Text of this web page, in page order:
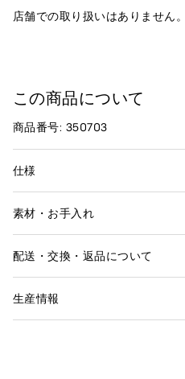
店舗での取り扱いはありません。
この商品について
商品番号: 350703
仕様
素材・お手入れ
配送・交換・返品について
生産情報